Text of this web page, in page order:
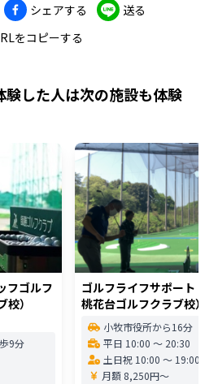
シェアする
送る
をコピーする
験した人は次の施設も体験
フゴルフ
）
9分
ゴルフライフサポート
桃花台ゴルフクラブ校
小牧市役所から16分
平日 10:00 〜 20:30
土日祝 10:00 〜 19:00
月額 8,250円〜